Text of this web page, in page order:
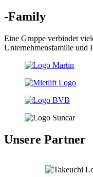
-Family
Eine Gruppe verbindet
Unternehmensfamilie und
Unsere Partner